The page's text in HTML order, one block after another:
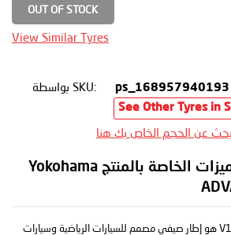
OUT OF STOCK
View Similar Tyres
SKU: ps_168957940193
بواسطة
See Other Tyres in
عن الحجم الخاص بك هنا
المواصفات و المميزات الخاصة بالمنتج Yokohama
يوكوهاما أدفان سبورت V105 هو إطار صيفي مصمم للسيارات الرياضية وسيارات